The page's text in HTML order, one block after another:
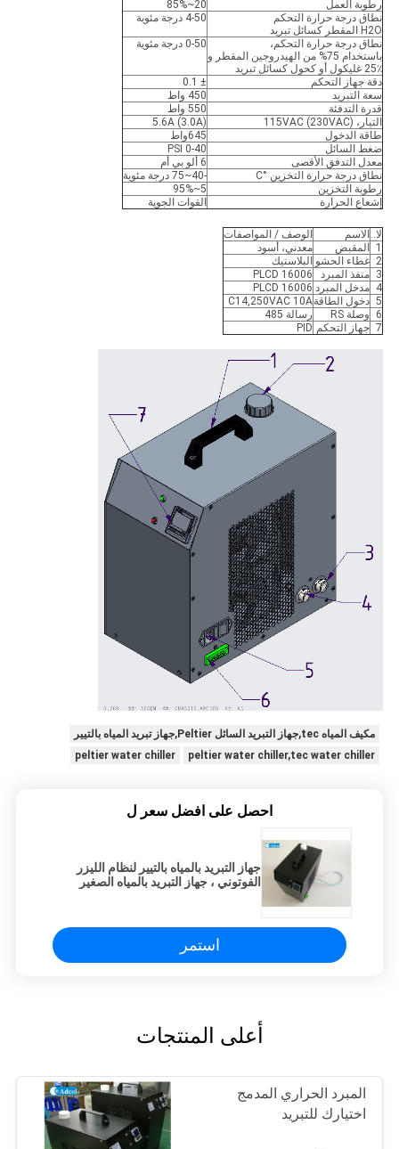
رطوبة العمل
20~85%
نطاق درجة حرارة التحكم
H2O المقطر كسائل تبريد
4-50 درجة مئوية
نطاق درجة حرارة التحكم،
باستخدام 75% من الهيدروجين المقطر و
25٪ غليكول أو كحول كسائل تبريد
0-50 درجة مئوية
دقة جهاز التحكم
± 0.1
سعة التبريد
450 واط
قدرة التدفئة
550 واط
التيار، 115VAC (230VAC)
5.6A (3.0A)
طاقة الدخول
645واط
ضغط السائل
0-40 PSI
معدل التدفق الأقصى
6 ألو بي أم
نطاق درجة حرارة التخزين °C
-40~75 درجة مئوية
رطوبة التخزين
5~95%
إشعاع الحرارة
القوات الجوية
لا.. الاسم
الوصف / المواصفات
1
المقبض
معدني، أسود
2 غطاء الحشو البلاستيك
3 منفذ المبرد
PLCD 16006
4 مدخل المبرد PLCD 16006
5 دخول الطاقةC14,250VAC 10A
6
وصلة RS
رسالة 485
7 جهاز التحكم PID
مكيف المياه tec,جهاز التبريد السائل Peltier,جهاز تبريد المياه بالتيير
peltier water chiller,tec water chiller
peltier water chiller
احصل على افضل سعر ل
جهاز التبريد بالمياه بالتيير لنظام الليزر
الفوتوني ، جهاز التبريد بالمياه الصغير
استمر
أعلى المنتجات
المبرد الحراري المدمج
اختيارك للتبريد